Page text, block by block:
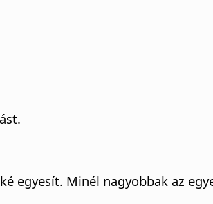
egyesít. Minél nagyobbak az